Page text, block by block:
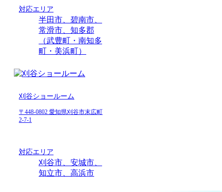
対応エリア
半田市、碧南市、
常滑市、知多郡
（武豊町・南知多
町・美浜町）
刈谷ショールーム
〒448-0802 愛知県刈谷市末広町
2-7-1
対応エリア
刈谷市、安城市、
知立市、高浜市